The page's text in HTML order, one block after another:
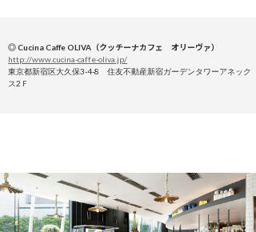
◎ Cucina Caffe OLIVA（クッチーナカフェ オリーヴァ）
http://www.cucina-caffe-oliva.jp/
東京都新宿区大久保3-4-8 住友不動産新宿ガーデンタワーアネック
ス2Ｆ